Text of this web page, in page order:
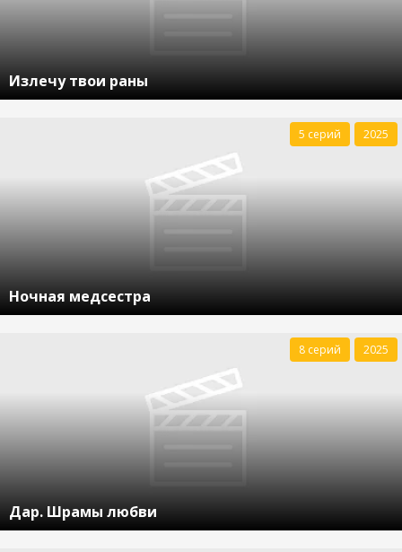
Излечу твои раны
Ночная медсестра
5 серий 2025
Дар. Шрамы любви
8 серий 2025